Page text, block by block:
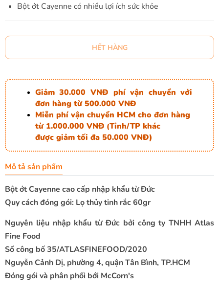
Bột ớt Cayenne có nhiều lợi ích sức khỏe
HẾT HÀNG
Giảm 30.000 VNĐ phí vận chuyển với
đơn hàng từ 500.000 VNĐ
Miễn phí vận chuyển HCM cho đơn hàng
từ 1.000.000 VNĐ (Tỉnh/TP khác
được giảm tối đa 50.000 VNĐ)
Mô tả sản phẩm
Bột ớt Cayenne cao cấp nhập khẩu từ Đức
Quy cách đóng gói: Lọ thủy tinh rắc 60gr
Nguyên liệu nhập khẩu từ Đức bởi công ty TNHH Atlas
Fine Food
Số công bố 35/ATLASFINEFOOD/2020
Nguyễn Cảnh Dị, phường 4, quận Tân Bình, TP.HCM
Đóng gói và phân phối bới McCorn's